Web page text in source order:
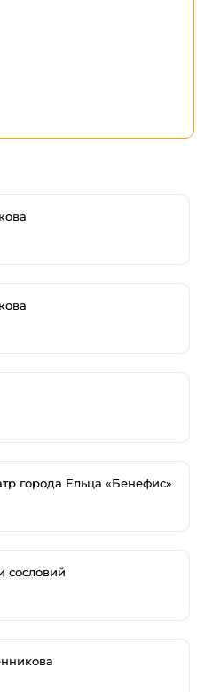
города Ельца «Бенефис»
сословий